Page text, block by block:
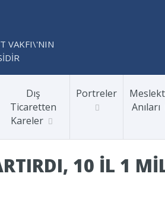
VAKFI\'NIN
Dış
Ticaretten
Kareler
Portreler
Anıları
10 IL 1